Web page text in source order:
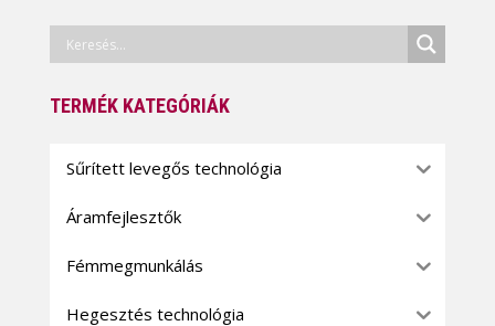
TERMÉK KATEGÓRIÁK
Sűrített levegős technológia
Áramfejlesztők
Fémmegmunkálás
Hegesztés technológia